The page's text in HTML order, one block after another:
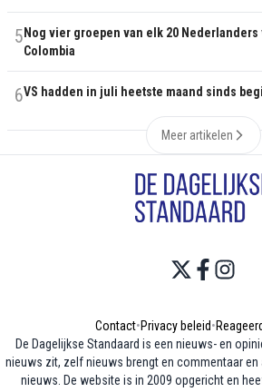
5 Nog vier groepen van elk 20 Nederlanders
Colombia
6VS hadden in juli heetste maand sinds
Meer artikelen
Contact•Privacy beleid•
De Dagelijkse Standaard is een nieuws- en
nieuws zit, zelf nieuws brengt en commentaar
nieuws. De website is in 2009 opgericht en